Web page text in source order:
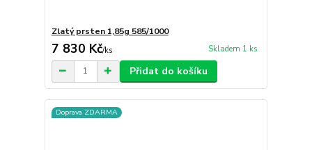
Zlatý prsten 1,85g 585/1000
7 830 Kč/ks Skladem 1 ks
Přidat do košíku
Doprava ZDARMA